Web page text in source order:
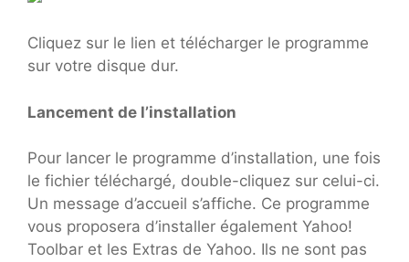
Cliquez sur le lien et télécharger le programme
sur votre disque dur.
Lancement de l’installation
Pour lancer le programme d’installation, une fois
le fichier téléchargé, double-cliquez sur celui-ci.
Un message d’accueil s’affiche. Ce programme
vous proposera d’installer également Yahoo!
Toolbar et les Extras de Yahoo. Ils ne sont pas